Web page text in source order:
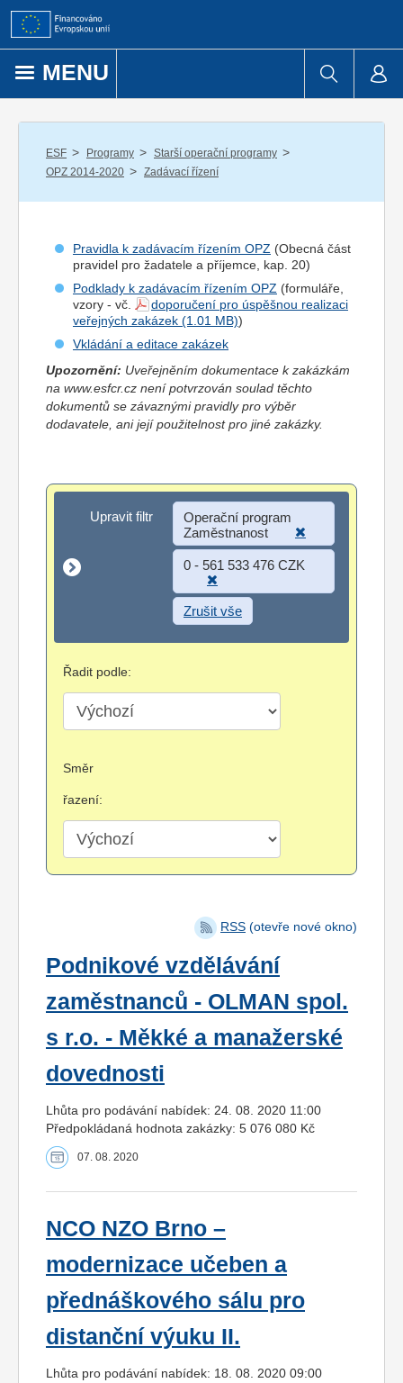
Přejít k obsahu
MENU
ESF / Programy / Starší operační programy /
OPZ 2014-2020 / Zadávací řízení
Pravidla k zadávacím řízením OPZ (Obecná část
pravidel pro žadatele a příjemce , kap. 20)
Podklady k zadávacím řízením OPZ (formuláře,
vzory - vč.
doporučení pro úspěšnou realizaci
veřejných zakázek
)
Vkládání a editace zakázek
Upozornění: Uveřejněním dokumentace k zakázkám
na www.esfcr.cz není potvrzován soulad těchto
dokumentů se závaznými pravidly pro výběr
dodavatele, ani její použitelnost pro jiné zakázky.
Upravit filtr
Upravit filtr
Operační program
Zaměstnanost
0 - 561 533 476 CZK
Zrušit vše
Řadit podle:
Směr
řazení:
RSS (otevře nové okno)
Podnikové vzdělávání
zaměstnanců - OLMAN spol.
s r.o. - Měkké a manažerské
dovednosti
Lhůta pro podávání nabídek: 24. 08. 2020 11:00
Předpokládaná hodnota zakázky: 5 076 080 Kč
07. 08. 2020
NCO NZO Brno –
modernizace učeben a
přednáškového sálu pro
distanční výuku II.
Lhůta pro podávání nabídek: 18. 08. 2020 09:00